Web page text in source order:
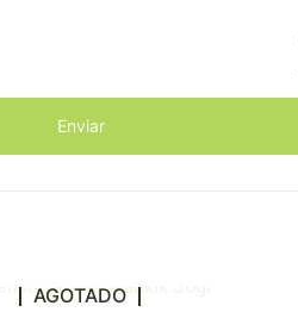
AGOTADO